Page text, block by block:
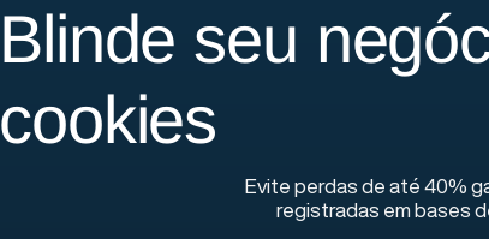
Blinde seu
cookies
Evite perdas de até 40%
registradas em bases